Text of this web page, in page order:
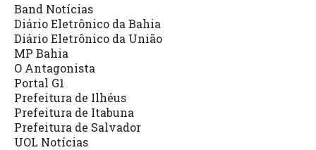
Band Notícias
Diário Eletrônico da Bahia
Diário Eletrônico da União
MP Bahia
O Antagonista
Portal G1
Prefeitura de Ilhéus
Prefeitura de Itabuna
Prefeitura de Salvador
UOL Notícias